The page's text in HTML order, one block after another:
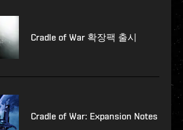
Cradle of War 확장팩 출시
Cradle of War: Expansion Notes